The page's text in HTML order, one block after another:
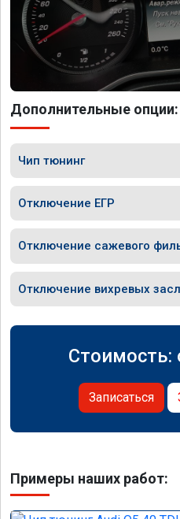
Дополнительные опции:
Чип тюнинг
Отключение ЕГР
Отключение сажевого
Отключение вихревых
Стоимость:
Записаться
Примеры наших работ: